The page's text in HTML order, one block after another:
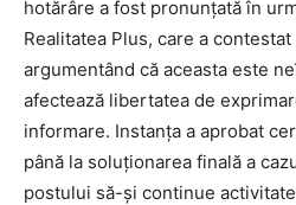
hotărâre a fost pronunțată în
Realitatea Plus, care a contestat
argumentând că aceasta este
afectează libertatea de
informare. Instanța a aprobat
până la soluționarea finală a
postului să-și continue